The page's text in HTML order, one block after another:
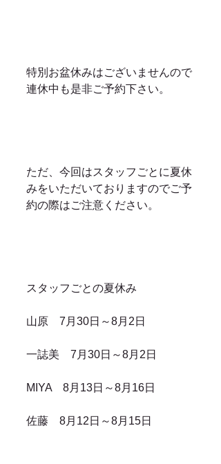
特別お盆休みはございませんので
連休中も是非ご予約下さい。
ただ、今回はスタッフごとに夏休
みをいただいておりますのでご予
約の際はご注意ください。
スタッフごとの夏休み
山原　7月30日～8月2日
一誌美　7月30日～8月2日
MIYA　8月13日～8月16日
佐藤　8月12日～8月15日